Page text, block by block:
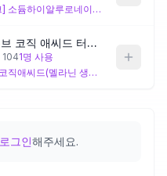
[멀티 히알루론산 앰플 마스크] 소듐하이알루로네이트, 하이알루로닉애씨드, 아세틸레이티드·크로스폴리머·하이드롤라이즈드 형태 등 다양한 분자량의 히알루론산이 이 제품에만 집중적으로 들어 있어 즉각적인 수분 충전을 핵심 목표로 설계됐어요. 피부톤 개선보다 수분 부족이 더 큰 고민인 분께 어울리며, 미백 효과를 주로 기대한다면 성분 구성 면에서 다른 제품과 병행 고려가 필요해요.
[4매입/미백토닝] 메디큐브 코직 애씨드 터메릭 미백 겔 마스크팩 4매
1041명 사용
[코직애씨드 미백 겔 마스크] 코직애씨드(멜라닌 생성 억제 설계), 레티놀(세포 회전율 촉진), 세라마이드엔피(피부 장벽 보완)가 이 제품에만 포함되어 있어, 비교 제품 중 잡티·피부톤 개선에 가장 직접적으로 초점을 맞춘 구성이에요. 미백 목적이 뚜렷한 분께 우선 고려할 만하지만, 레티놀 함유로 인해 사용 초기에 민감 반응이 생길 수 있으니 주 1~2회부터 시작하는 것이 적합해요.
로그인해주세요.